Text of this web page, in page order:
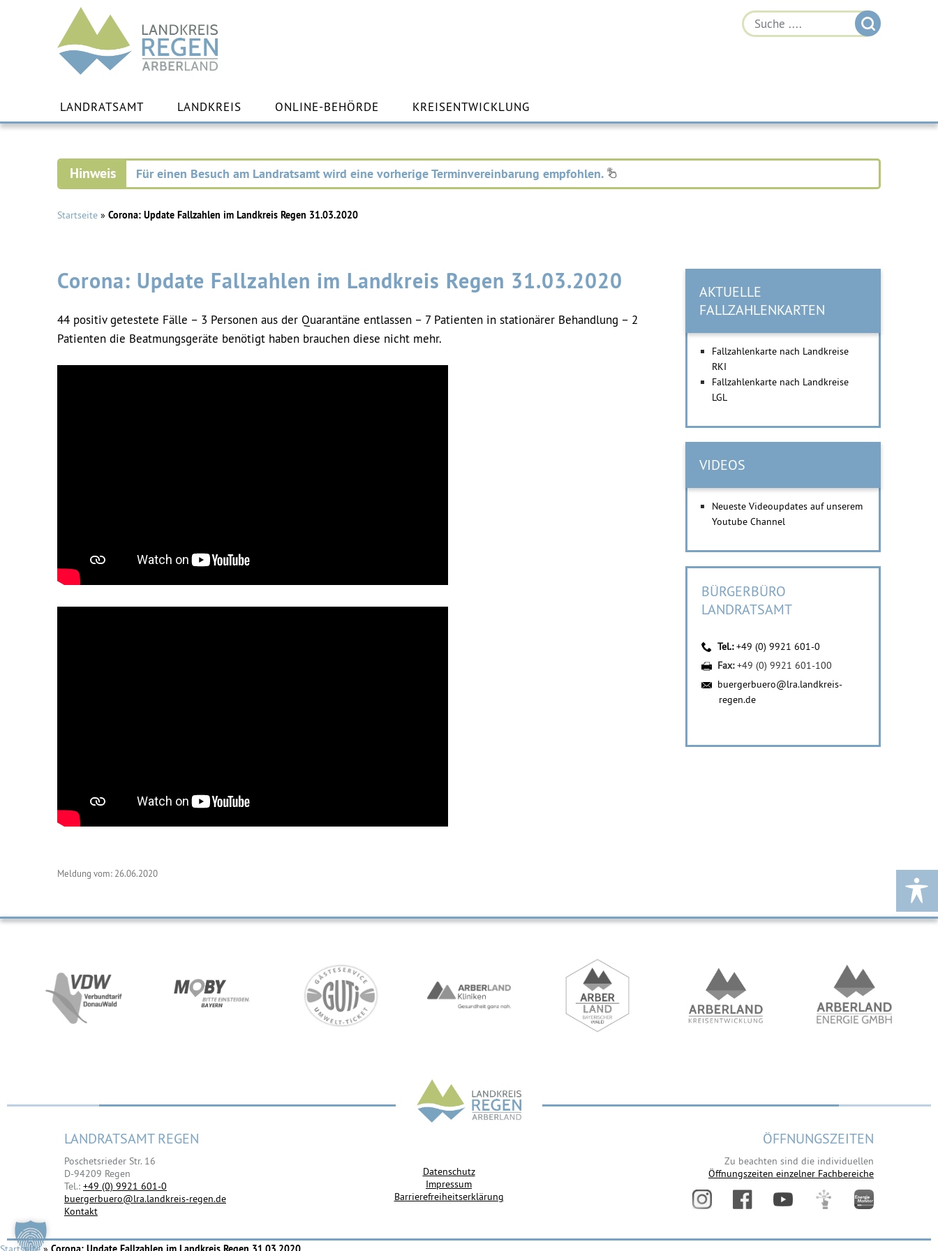
Landkreis
Regen
Inhalt
springen
LANDRATSAMT LANDKREIS ONLINE-BEHÖRDE KREISENTWICKLUNG
Für einen Besuch am Landratsamt wird eine vorherige Terminvereinbarung empfohlen.
Startseite » Corona: Update Fallzahlen im Landkreis Regen 31.03.2020
Corona: Update Fallzahlen im Landkreis Regen 31.03.2020
44 positiv getestete Fälle – 3 Personen aus der Quarantäne entlassen – 7 Patienten in stationärer Behandlung – 2
Patienten die Beatmungsgeräte benötigt haben brauchen diese nicht mehr.
Meldung vom: 26.06.2020
AKTUELLE
FALLZAHLENKARTEN
Fallzahlenkarte nach Landkreise
RKI
Fallzahlenkarte nach Landkreise
LGL
VIDEOS
Neueste Videoupdates auf unserem
Youtube Channel
BÜRGERBÜRO
LANDRATSAMT
Tel.:+49 (0) 9921 601-0
Fax:+49 (0) 9921 601-100
buergerbuero@lra.landkreis-
regen.de
LANDRATSAMT REGEN
Poschetsrieder Str. 16
D-94209 Regen
Tel.: +49 (0) 9921 601-0
buergerbuero@lra.landkreis-regen.de
Kontakt
Datenschutz
Impressum
Barrierefreiheitserklärung
ÖFFNUNGSZEITEN
Zu beachten sind die individuellen
Öffnungszeiten einzelner Fachbereiche